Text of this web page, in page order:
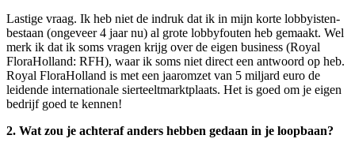
Lastige vraag. Ik heb niet de indruk dat ik in mijn korte lobbyisten-
bestaan (ongeveer 4 jaar nu) al grote lobbyfouten heb gemaakt. Wel
merk ik dat ik soms vragen krijg over de eigen business (Royal
FloraHolland: RFH), waar ik soms niet direct een antwoord op heb.
Royal FloraHolland is met een jaaromzet van 5 miljard euro de
leidende internationale sierteeltmarktplaats. Het is goed om je eigen
bedrijf goed te kennen!
2. Wat zou je achteraf anders hebben gedaan in je loopbaan?